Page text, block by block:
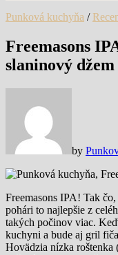
Punková kuchyňa /
Freemasons
slaninový džem
by
Freemasons IPA! Tak
pohári to najlepšie z
takých počinov viac.
kuchyni a bude aj gril
Hovädzia nízka roštenka